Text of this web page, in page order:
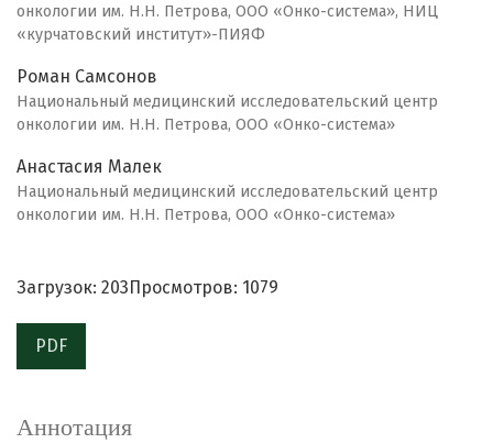
онкологии им. Н.Н. Петрова, ООО «Онко-система», НИЦ
«курчатовский институт»-ПИЯФ
Роман Самсонов
Национальный медицинский исследовательский центр
онкологии им. Н.Н. Петрова, ООО «Онко-система»
Анастасия Малек
Национальный медицинский исследовательский центр
онкологии им. Н.Н. Петрова, ООО «Онко-система»
Загрузок: 203 Просмотров: 1079
PDF
Аннотация